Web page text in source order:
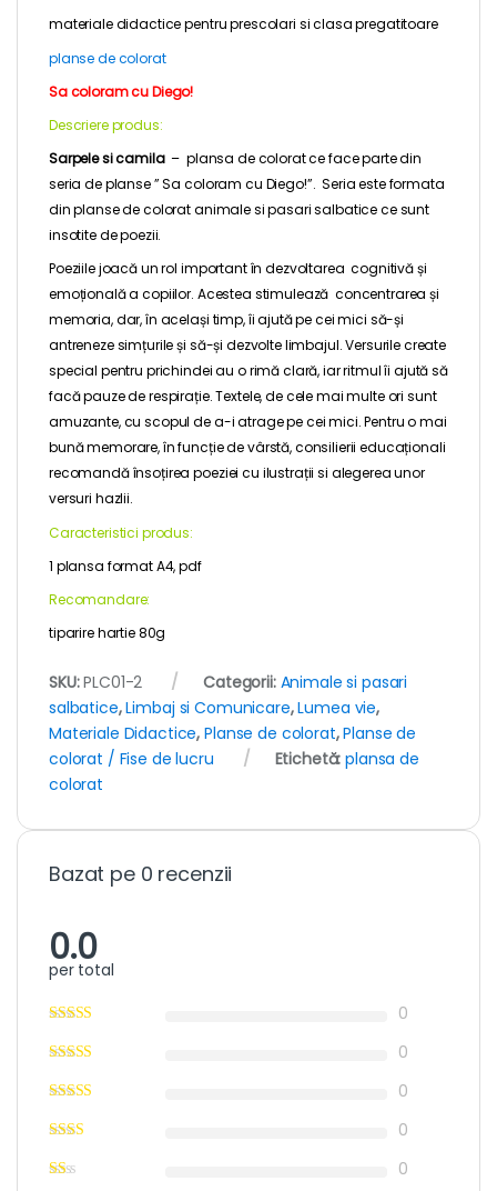
materiale didactice pentruprescolari si clasa pregatitoare
planse de colorat
Sa coloram cu Diego!
Descriere produs:
Sarpele si camila– plansa de colorat ce face parte din
seria de planse ” Sa coloram cu Diego!”. Seria este formata
din planse de colorat animale si pasari salbatice ce sunt
insotite de poezii.
Poeziile joacă un rol important în dezvoltarea cognitivă și
emoțională a copiilor. Acestea stimulează concentrarea și
memoria, dar, în același timp, îi ajută pe cei mici să-și
antreneze simțurile și să-și dezvolte limbajul. Versurile create
special pentru prichindei au o rimă clară, iar ritmul îi ajută să
facă pauze de respirație. Textele, de cele mai multe ori sunt
amuzante, cu scopul de a-i atrage pe cei mici. Pentru o mai
bună memorare, în funcție de vârstă, consilierii educaționali
recomandă însoțirea poeziei cu ilustrații si alegerea unor
versuri hazlii.
Caracteristici produs:
1 plansa format A4, pdf
Recomandare:
tiparire hartie 80g
SKU:PLC01-2 Categorii: Animale si pasari
salbatice,Limbaj si Comunicare,Lumea vie,
Materiale Didactice,Planse de colorat,Planse de
colorat / Fise de lucru
Etichetă:plansa de
colorat
Bazat pe 0 recenzii
0.0
per total
0
0
0
0
0